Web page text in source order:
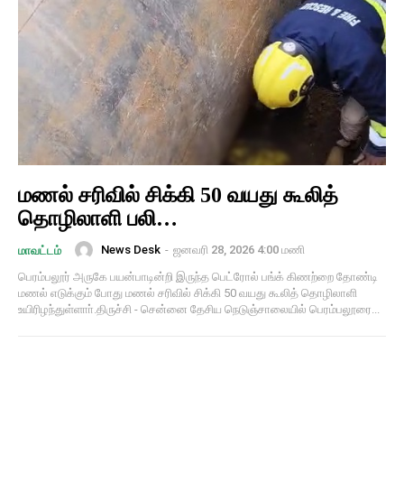
மணல் சரிவில் சிக்கி 50 வயது கூலித்
தொழிலாளி பலி…
மாவட்டம் News Desk - ஜனவரி 28, 2026 4:00 மணி
பெரம்பலூர் அருகே பயன்பாடின்றி இருந்த பெட்ரோல் பங்க் கிணற்றை தோண்டி
மணல் எடுக்கும் போது மணல் சரிவில் சிக்கி 50 வயது கூலித் தொழிலாளி
உயிரிழந்துள்ளாா்.திருச்சி - சென்னை தேசிய நெடுஞ்சாலையில் பெரம்பலூரை...